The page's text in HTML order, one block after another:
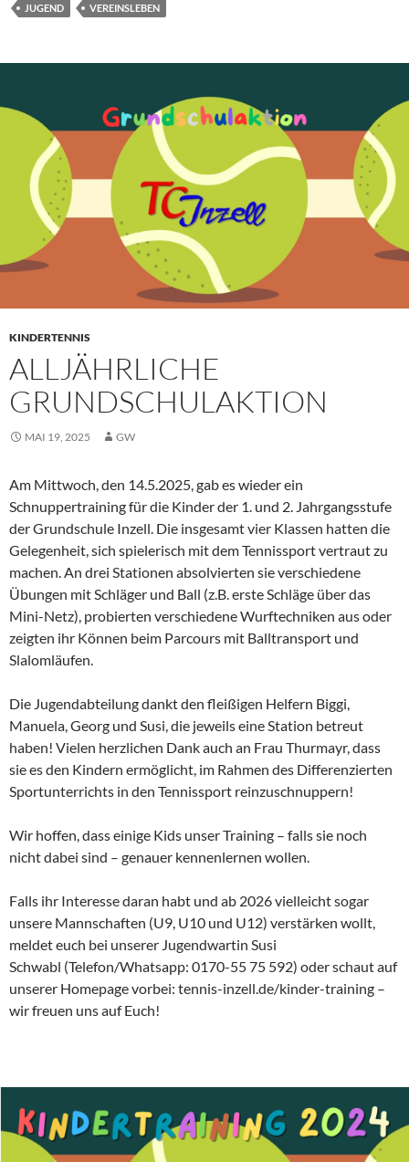
JUGEND VEREINSLEBEN
KINDERTENNIS
ALLJÄHRLICHE
GRUNDSCHULAKTION
MAI 19, 2025 GW
Am Mittwoch, den 14.5.2025, gab es wieder ein
Schnuppertraining für die Kinder der 1. und 2. Jahrgangsstufe
der Grundschule Inzell. Die insgesamt vier Klassen hatten die
Gelegenheit, sich spielerisch mit dem Tennissport vertraut zu
machen. An drei Stationen absolvierten sie verschiedene
Übungen mit Schläger und Ball (z.B. erste Schläge über das
Mini-Netz), probierten verschiedene Wurftechniken aus oder
zeigten ihr Können beim Parcours mit Balltransport und
Slalomläufen.
Die Jugendabteilung dankt den fleißigen Helfern Biggi,
Manuela, Georg und Susi, die jeweils eine Station betreut
haben! Vielen herzlichen Dank auch an Frau Thurmayr, dass
sie es den Kindern ermöglicht, im Rahmen des Differenzierten
Sportunterrichts in den Tennissport reinzuschnuppern!
Wir hoffen, dass einige Kids unser Training – falls sie noch
nicht dabei sind – genauer kennenlernen wollen.
Falls ihr Interesse daran habt und ab 2026 vielleicht sogar
unsere Mannschaften (U9, U10 und U12) verstärken wollt,
meldet euch bei unserer Jugendwartin Susi
Schwabl (Telefon/Whatsapp: 0170-55 75 592) oder schaut auf
unserer Homepage vorbei: tennis-inzell.de/kinder-training –
wir freuen uns auf Euch!